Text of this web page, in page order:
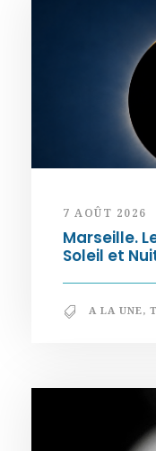
7 AOÛT 2026
Marseille.
Soleil et
A LA UNE,